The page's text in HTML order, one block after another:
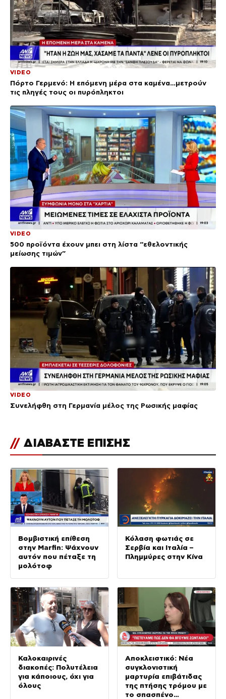
VIDEO
Πόρτο Γερμενό: Η επόμενη μέρα στα καμένα…μετρούν
τις πληγές τους οι πυρόπληκτοι
VIDEO
500 προϊόντα έχουν μπει στη λίστα “εθελοντικής
μείωσης τιμών”
VIDEO
Συνελήφθη στη Γερμανία μέλος της Ρωσικής μαφίας
// ΔΙΑΒΑΣΤΕ ΕΠΙΣΗΣ
Βομβιστική επίθεση
στην Marfin: Ψάχνουν
αυτόν που πέταξε τη
μολότοφ
Κόλαση φωτιάς σε
Σερβία και Ιταλία –
Πλημμύρες στην Κίνα
Καλοκαιρινές
διακοπές: Πολυτέλεια
για κάποιους, όχι για
όλους
Αποκλειστικό: Νέα
συγκλονιστική
μαρτυρία επιβάτιδας
της πτήσης τρόμου με
το σπασπένο